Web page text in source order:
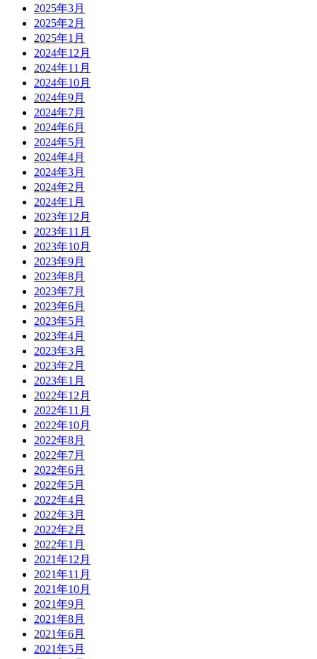
2025年3月
2025年2月
2025年1月
2024年12月
2024年11月
2024年10月
2024年9月
2024年7月
2024年6月
2024年5月
2024年4月
2024年3月
2024年2月
2024年1月
2023年12月
2023年11月
2023年10月
2023年9月
2023年8月
2023年7月
2023年6月
2023年5月
2023年4月
2023年3月
2023年2月
2023年1月
2022年12月
2022年11月
2022年10月
2022年8月
2022年7月
2022年6月
2022年5月
2022年4月
2022年3月
2022年2月
2022年1月
2021年12月
2021年11月
2021年10月
2021年9月
2021年8月
2021年6月
2021年5月